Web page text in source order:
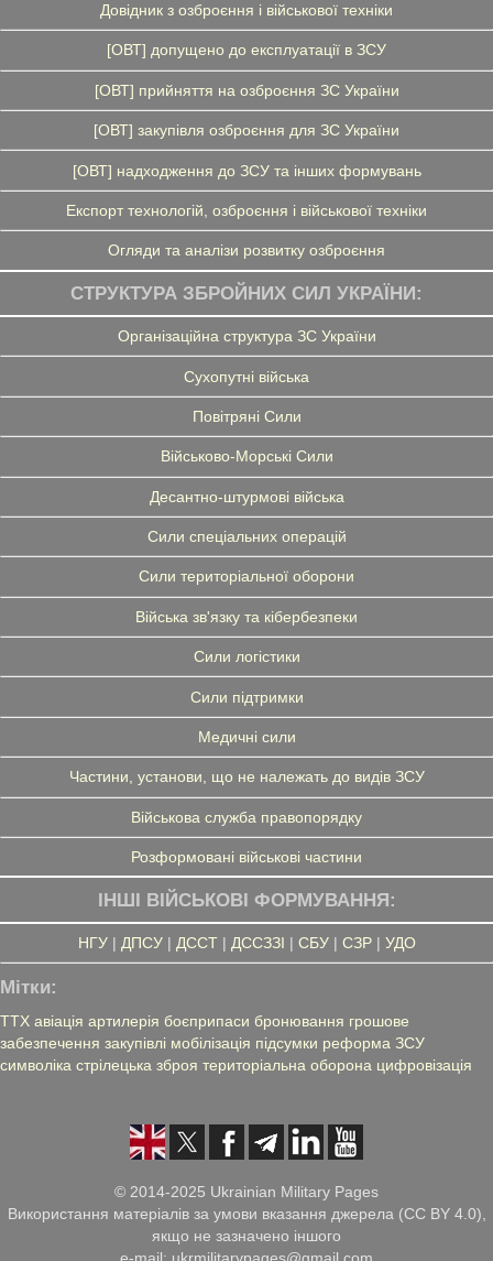
Довідник з озброєння і військової техніки
[ОВТ] допущено до експлуатації в ЗСУ
[ОВТ] прийняття на озброєння ЗС України
[ОВТ] закупівля озброєння для ЗС України
[ОВТ] надходження до ЗСУ та інших формувань
Експорт технологій, озброєння і військової техніки
Огляди та аналізи розвитку озброєння
СТРУКТУРА ЗБРОЙНИХ СИЛ УКРАЇНИ:
Організаційна структура ЗС України
Сухопутні війська
Повітряні Сили
Військово-Морські Сили
Десантно-штурмові війська
Сили спеціальних операцій
Сили територіальної оборони
Війська зв'язку та кібербезпеки
Сили логістики
Сили підтримки
Медичні сили
Частини, установи, що не належать до видів ЗСУ
Військова служба правопорядку
Розформовані військові частини
ІНШІ ВІЙСЬКОВІ ФОРМУВАННЯ:
НГУ| ДПСУ| ДССТ| ДССЗЗІ | СБУ| СЗР| УДО
Мітки:
ТТХ авіація артилерія боєприпаси бронювання грошове
забезпечення закупівлі мобілізація підсумки реформа ЗСУ
символіка стрілецька зброя територіальна оборона цифровізація
© 2014-2025 Ukrainian Military Pages
Використання матеріалів за умови вказання джерела (CC BY 4.0),
якщо не зазначено іншого